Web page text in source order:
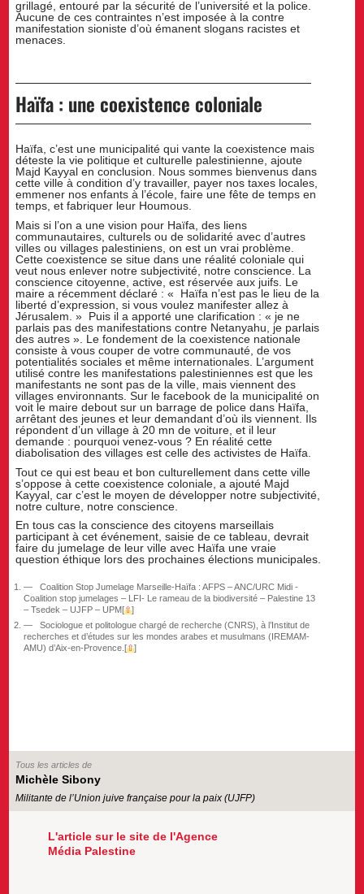
grillagé, entouré par la sécurité de l’université et la police.
Aucune de ces contraintes n’est imposée à la contre
manifestation sioniste d’où émanent slogans racistes et
menaces.
Haïfa : une coexistence coloniale
Haïfa, c’est une municipalité qui vante la coexistence mais
déteste la vie politique et culturelle palestinienne, ajoute
Majd Kayyal en conclusion. Nous sommes bienvenus dans
cette ville à condition d’y travailler, payer nos taxes locales,
emmener nos enfants à l’école, faire une fête de temps en
temps, et fabriquer leur Houmous.
Mais si l’on a une vision pour Haïfa, des liens
communautaires, culturels ou de solidarité avec d’autres
villes ou villages palestiniens, on est un vrai problème.
Cette coexistence se situe dans une réalité coloniale qui
veut nous enlever notre subjectivité, notre conscience. La
conscience citoyenne, active, est réservée aux juifs. Le
maire a récemment déclaré : « Haïfa n’est pas le lieu de la
liberté d’expression, si vous voulez manifester allez à
Jérusalem. » Puis il a apporté une clarification : « je ne
parlais pas des manifestations contre Netanyahu, je parlais
des autres ». Le fondement de la coexistence nationale
consiste à vous couper de votre communauté, de vos
potentialités sociales et même internationales. L’argument
utilisé contre les manifestations palestiniennes est que les
manifestants ne sont pas de la ville, mais viennent des
villages environnants. Sur le facebook de la municipalité on
voit le maire debout sur un barrage de police dans Haïfa,
arrêtant des jeunes et leur demandant d’où ils viennent. Ils
répondent d’un village à 20 mn de voiture, et il leur
demande : pourquoi venez-vous ? En réalité cette
diabolisation des villages est celle des activistes de Haïfa.
Tout ce qui est beau et bon culturellement dans cette ville
s’oppose à cette coexistence coloniale, a ajouté Majd
Kayyal, car c’est le moyen de développer notre subjectivité,
notre culture, notre conscience.
En tous cas la conscience des citoyens marseillais
participant à cet événement, saisie de ce tableau, devrait
faire du jumelage de leur ville avec Haïfa une vraie
question éthique lors des prochaines élections municipales.
Coalition Stop Jumelage Marseille-Haïfa : AFPS – ANC/URC Midi -
Coalition stop jumelages – LFI- Le rameau de la biodiversité – Palestine 13
– Tsedek – UJFP – UPM[⇧]
Sociologue et politologue chargé de recherche (CNRS), à l’Institut de
recherches et d’études sur les mondes arabes et musulmans (IREMAM-
AMU) d’Aix-en-Provence.[⇧]
Tous les articles de
Michèle Sibony
Militante de l’Union juive française pour la paix (UJFP)
L'article sur le site de l'Agence
Média Palestine